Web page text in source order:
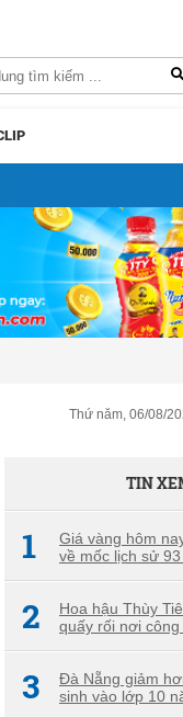
Thứ năm, 06/08/
TIN
1
Giá vàng hôm
về mốc lịch sử
2
Hoa hậu Thùy
quấy rối nơi công
3
Đà Nẵng giảm
sinh vào lớp 10